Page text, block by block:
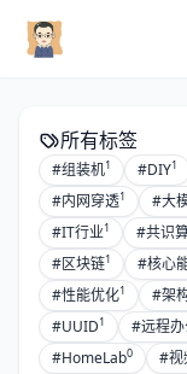
所有标签
#组装机1 #DIY1
#内网穿透1 #大
#IT行业1 #共识
#区块链1 #核心
#性能优化1 #架
#UUID1 #远程
#HomeLab0 #视